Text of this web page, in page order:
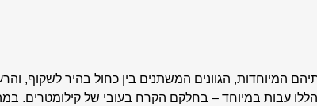
המיוחדות, הגוונים המשתנים בין כחול בהיר לשקוף,
בקרח, והשכבות הללו עבות במיוחד – בחלקם הקרח בעובי של